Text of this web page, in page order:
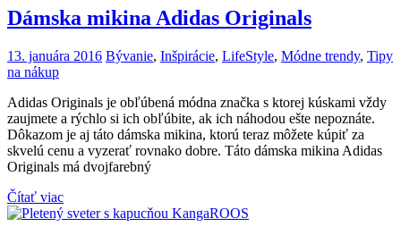
Dámska mikina Adidas Originals
13. januára 2016 Bývanie, Inšpirácie, LifeStyle, Módne trendy, Tipy
na nákup
Adidas Originals je obľúbená módna značka s ktorej kúskami vždy
zaujmete a rýchlo si ich obľúbite, ak ich náhodou ešte nepoznáte.
Dôkazom je aj táto dámska mikina, ktorú teraz môžete kúpiť za
skvelú cenu a vyzerať rovnako dobre. Táto dámska mikina Adidas
Originals má dvojfarebný
Čítať viac